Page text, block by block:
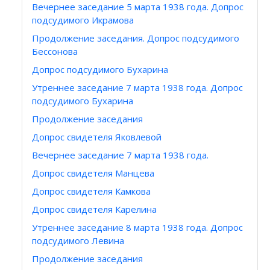
Вечернее заседание 5 марта 1938 года. Допрос
подсудимого Икрамова
Продолжение заседания. Допрос подсудимого
Бессонова
Допрос подсудимого Бухарина
Утреннее заседание 7 марта 1938 года. Допрос
подсудимого Бухарина
Продолжение заседания
Допрос свидетеля Яковлевой
Вечернее заседание 7 марта 1938 года.
Допрос свидетеля Манцева
Допрос свидетеля Камкова
Допрос свидетеля Карелина
Утреннее заседание 8 марта 1938 года. Допрос
подсудимого Левина
Продолжение заседания